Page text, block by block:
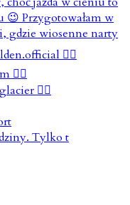
Tylko t